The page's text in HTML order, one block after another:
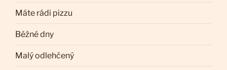
Máte rádi pizzu
Běžné dny
Malý odlehčený